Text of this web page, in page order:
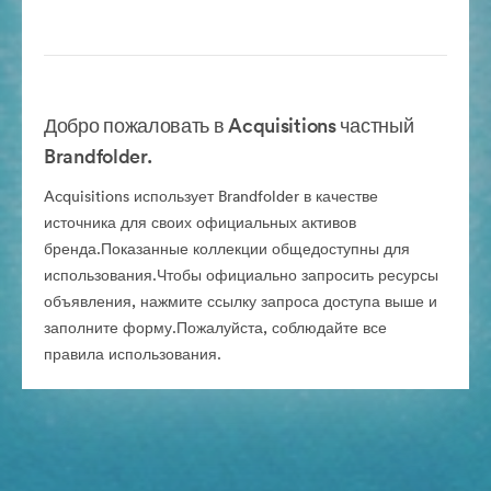
Добро пожаловать в Acquisitions частный
Brandfolder.
Acquisitions использует Brandfolder в качестве
источника для своих официальных активов
бренда.Показанные коллекции общедоступны для
использования.Чтобы официально запросить ресурсы
объявления, нажмите ссылку запроса доступа выше и
заполните форму.Пожалуйста, соблюдайте все
правила использования.